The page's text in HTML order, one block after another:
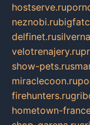
hostserve.ru
neznobi.ru
delfinet.ru
velotrenajery.ru
show-pets.ru
miraclecoon.ru
firehunters.ru
hometown-